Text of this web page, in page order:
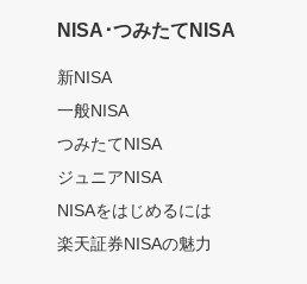
NISA･つみたてNISA
新NISA
一般NISA
つみたてNISA
ジュニアNISA
NISAをはじめるには
楽天証券NISAの魅力